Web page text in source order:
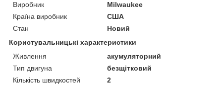
Виробник
Milwaukee
Країна виробник
США
Стан
Новий
Користувальницькі характеристики
Живлення
акумуляторний
Тип двигуна
безщітковий
Кількість швидкостей
2